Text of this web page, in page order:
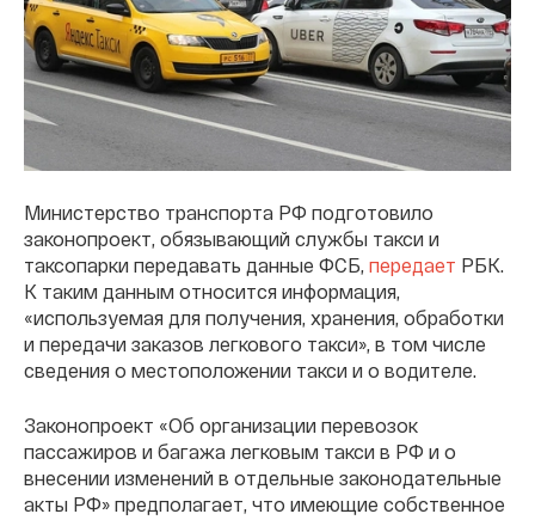
Министерство транспорта РФ подготовило
законопроект, обязывающий службы такси и
таксопарки передавать данные ФСБ, передает РБК.
К таким данным относится информация,
«используемая для получения, хранения, обработки
и передачи заказов легкового такси», в том числе
сведения о местоположении такси и о водителе.
Законопроект «Об организации перевозок
пассажиров и багажа легковым такси в РФ и о
внесении изменений в отдельные законодательные
акты РФ» предполагает, что имеющие собственное